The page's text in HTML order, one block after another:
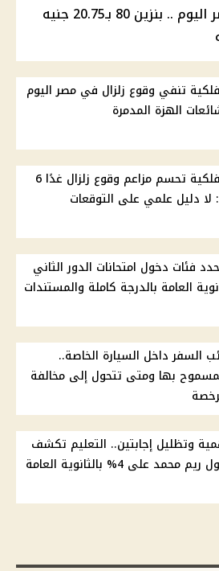
أسعار الوقود في مصر اليوم .. بنزين 80 بـ20.75 جنيه
تنفي وقوع زلزال في مصر اليوم
الهزة المدمرة
البحوث الفلكية تحسم مزاعم وقوع زلزال غدًا 6
دليل علمي على التوقعات
فئات دخول امتحانات الدور الثاني
للثانوية العامة بالدرجة كاملة والمستندات
السفر داخل السيارة الخاصة..
بها ومتى تتحول إلى مخالفة
وتظليل إجابتين.. التعليم تكشف
على 4% بالثانوية العامة